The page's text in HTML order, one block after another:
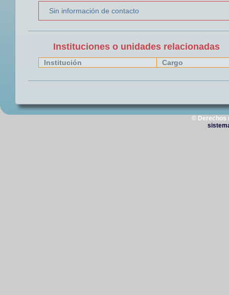
Sin información de contacto
Instituciones o unidades relacionadas
Institución Cargo
© Derechos